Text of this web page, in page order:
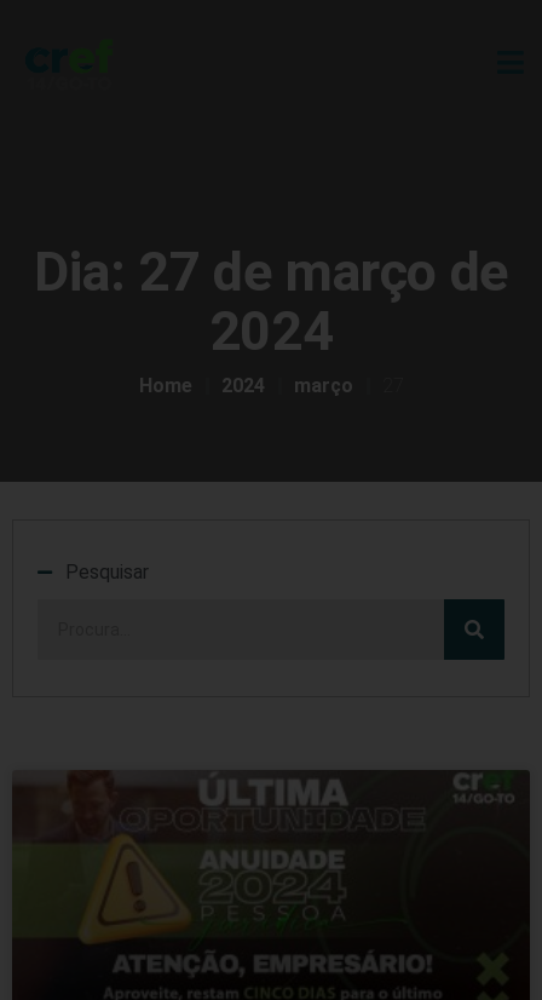
Dia: 27 de março de
2024
Home 2024 março
Pesquisar